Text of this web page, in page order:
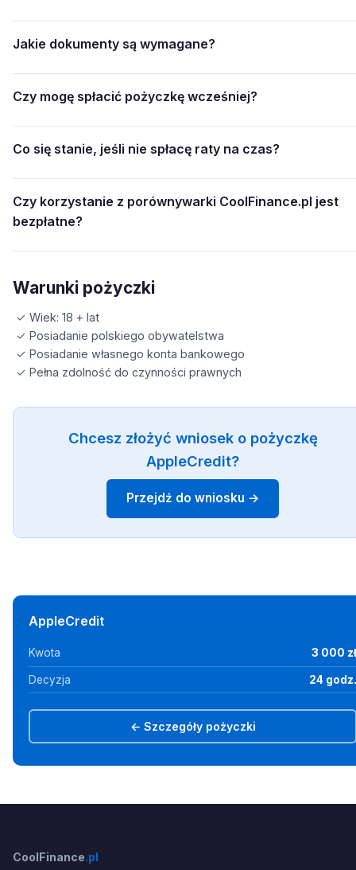
Jakie dokumenty są wymagane?
Czy mogę spłacić pożyczkę wcześniej?
Co się stanie, jeśli nie spłacę raty na czas?
Czy korzystanie z porównywarki CoolFinance.pl jest
bezpłatne?
Warunki pożyczki
✓ Wiek: 18 + lat
✓ Posiadanie polskiego obywatelstwa
✓ Posiadanie własnego konta bankowego
✓ Pełna zdolność do czynności prawnych
Chcesz złożyć wniosek o pożyczkę
AppleCredit?
Przejdź do wniosku →
AppleCredit
Kwota 3 000 zł
Decyzja 24 godz.
← Szczegóły pożyczki
CoolFinance.pl